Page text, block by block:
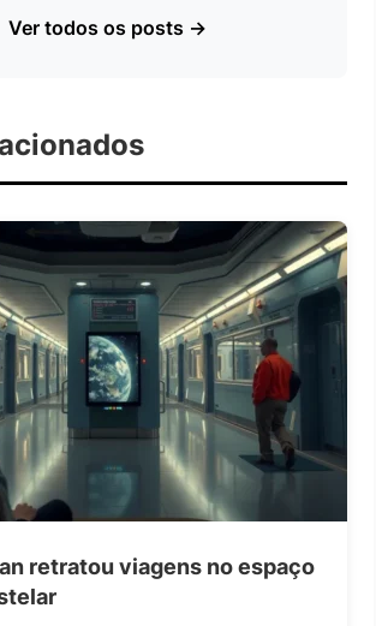
Ver todos os posts →
retratou viagens no espaço